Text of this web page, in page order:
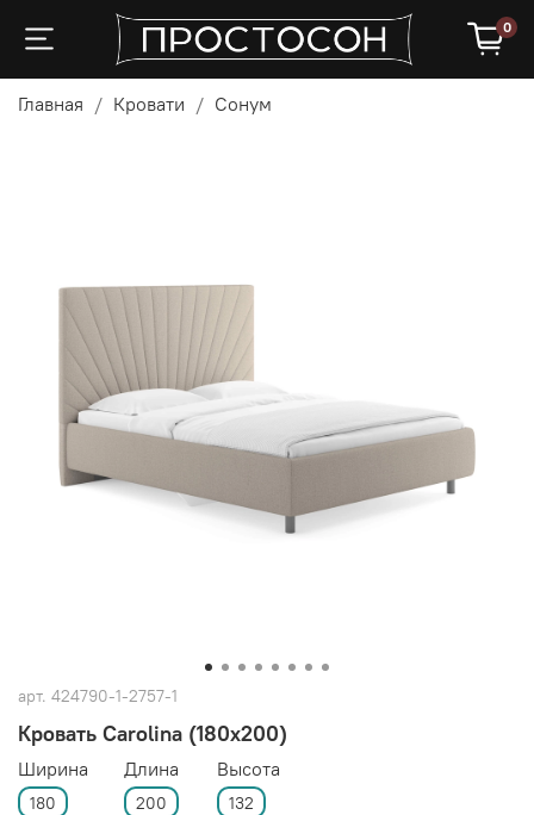
0
Главная Кровати Сонум
арт. 424790-1-2757-1
Кровать Carolina (180x200)
Ширина
180
Длина
200
Высота
132